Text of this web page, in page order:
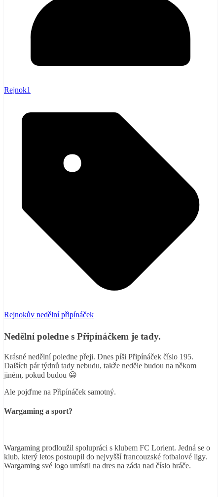
Rejnok1
Rejnokův nedělní připínáček
Nedělní poledne s Připínáčkem je tady.
Krásné nedělní poledne přeji. Dnes píši Připínáček číslo 195.
Dalších pár týdnů tady nebudu, takže neděle budou na někom
jiném, pokud budou 😀
Ale pojďme na Připínáček samotný.
Wargaming a sport?
Wargaming prodloužil spolupráci s klubem FC Lorient. Jedná se o
klub, který letos postoupil do nejvyšší francouzské fotbalové ligy.
Wargaming své logo umístil na dres na záda nad číslo hráče.